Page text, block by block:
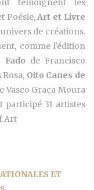
témoignent les
Poésie,Art et Livre
de créations.
comme l'édition
Fado de Francisco
Oito Canes de
Vasco Graça Moura
participé 31 artistes
Art
ET